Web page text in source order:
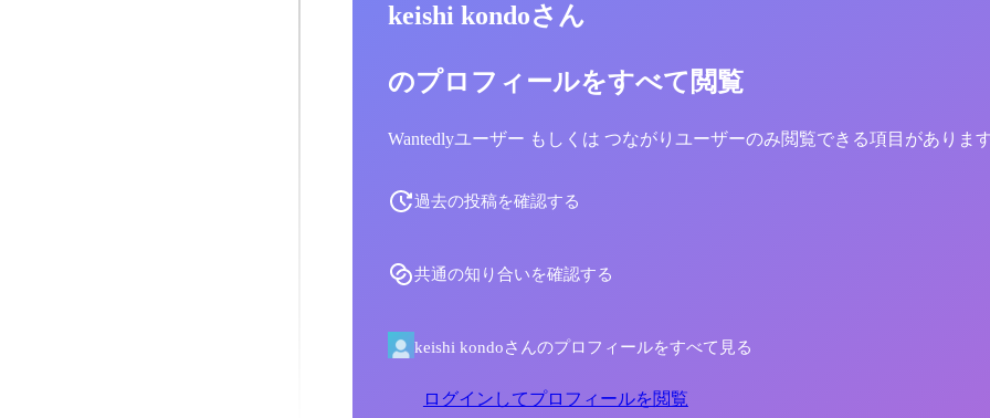
keishi kondoさん
のプロフィールをすべて閲覧
Wantedlyユーザー もしくは つながりユーザーのみ閲覧できる項目がありま
過去の投稿を確認する
共通の知り合いを確認する
keishi kondoさんのプロフィールをすべて見る
ログインしてプロフィールを閲覧